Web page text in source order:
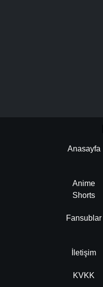
Anasayfa
Anime
Shorts
Fansublar
İletişim
KVKK